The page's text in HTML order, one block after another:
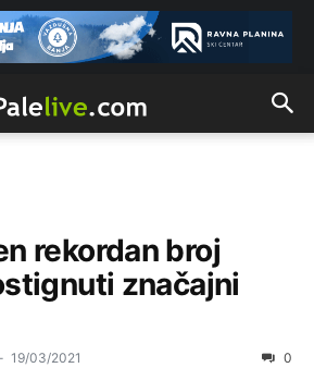
rekordan broj
značajni
- 19/03/2021 0